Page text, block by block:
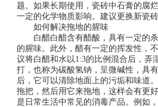
题。如果长期使用，瓷砖中石膏的腐
一定的化学物质影响。建议更换新瓷砖
如何解决拖地的腥味
白醋白醋含有醋酸，具有一定的杀
的腥味。此外，醋有一定的挥发性，
议将白醋和水以1:3的比例混合后，弄
打，也称为碳酸氢钠，呈微碱性，具
后，它可以清除地面上的污垢和味道
拖把，然后用它来拖地，这样会有更
是日常生活中常见的消毒产品。例如